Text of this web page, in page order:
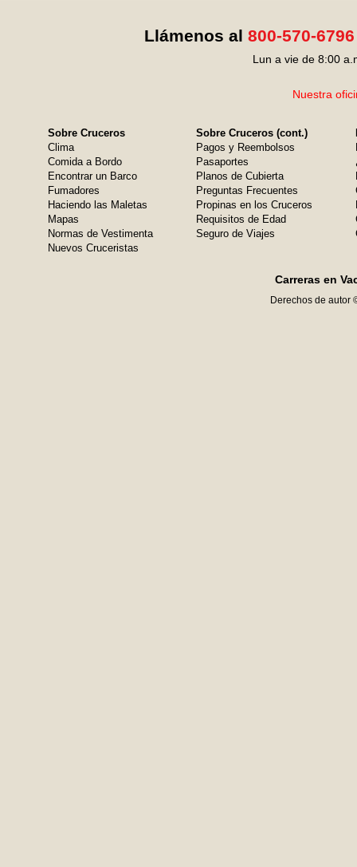
Llámenos al 800-570-6796
Lun a vie de 8:00
Nuestra
Sobre Cruceros
Clima
Comida a Bordo
Encontrar un Barco
Fumadores
Haciendo las Maletas
Mapas
Normas de Vestimenta
Nuevos Cruceristas
Sobre Cruceros (cont.)
Pagos y Reembolsos
Pasaportes
Planos de Cubierta
Preguntas Frecuentes
Propinas en los Cruceros
Requisitos de Edad
Seguro de Viajes
Carreras en
Derechos de autor